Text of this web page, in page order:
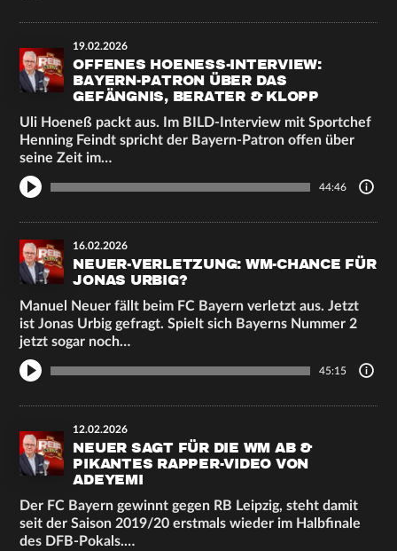
19.02.2026
OFFENES HOENESS-INTERVIEW: B
AYERN-PATRON ÜBER DAS G
EFÄNGNIS, BERATER & KLOPP
Uli Hoeneß packt aus. Im BILD-Interview mit Sportchef
Henning Feindt spricht der Bayern-Patron offen über
seine Zeit im…
44:46
16.02.2026
NEUER-VERLETZUNG: WM-CHANCE FÜR
JONAS URBIG?
Manuel Neuer fällt beim FC Bayern verletzt aus. Jetzt
ist Jonas Urbig gefragt. Spielt sich Bayerns Nummer 2
jetzt sogar noch…
45:15
12.02.2026
NEUER SAGT FÜR DIE WM AB &
PIKANTES RAPPER-VIDEO VON
ADEYEMI
Der FC Bayern gewinnt gegen RB Leipzig, steht damit
seit der Saison 2019/20 erstmals wieder im Halbfinale
des DFB-Pokals.…